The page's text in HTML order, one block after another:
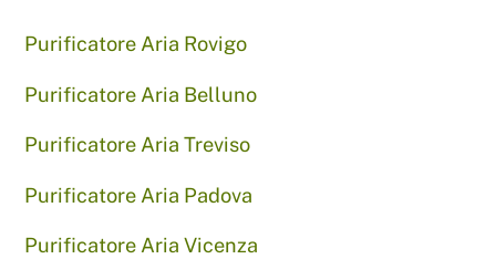
Purificatore Aria Rovigo
Purificatore Aria Belluno
Purificatore Aria Treviso
Purificatore Aria Padova
Purificatore Aria Vicenza